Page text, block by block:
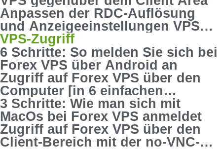
Anpassen der RDC-Auflösung
und Anzeigeeinstellungen VPS
Forex
VPS-Zugriff
6 Schritte: So melden Sie sich bei
Forex VPS über Android an
Zugriff auf Forex VPS über den
Computer [in 6 einfachen
Schritten]
3 Schritte: Wie man sich mit
MacOs bei Forex VPS anmeldet
Zugriff auf Forex VPS über den
Client-Bereich mit der no-VNC-